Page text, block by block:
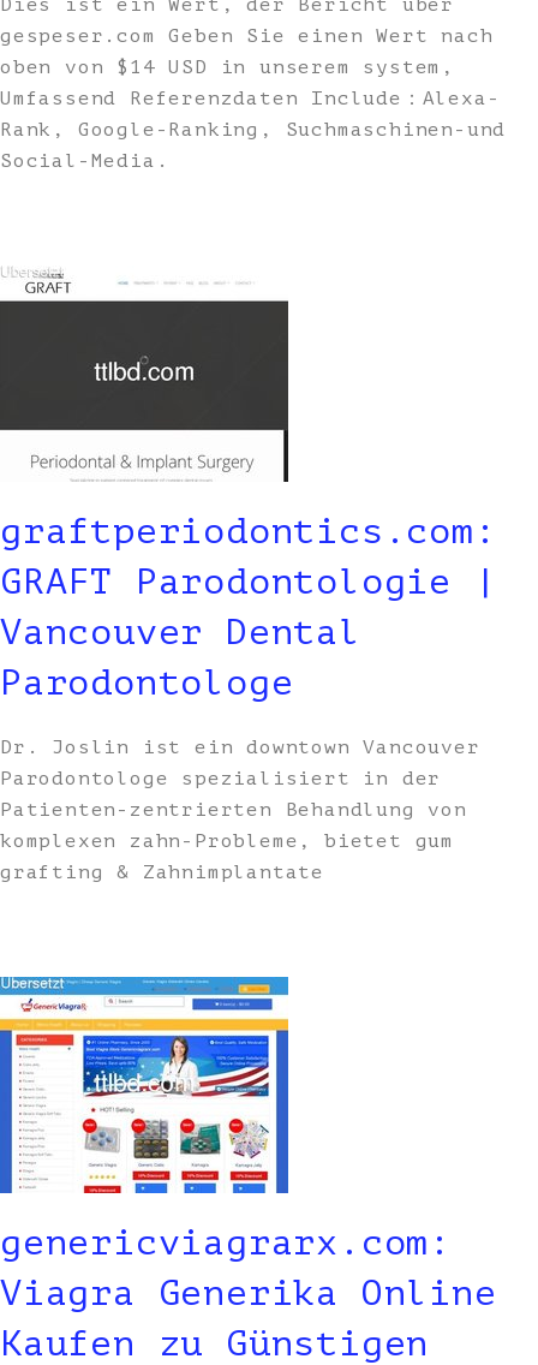
Dies ist ein Wert, der Bericht über
gespeser.com Geben Sie einen Wert nach
oben von $14 USD in unserem system,
Umfassend Referenzdaten Include：Alexa-
Rank, Google-Ranking, Suchmaschinen-und
Social-Media.
graftperiodontics.com:
GRAFT Parodontologie |
Vancouver Dental
Parodontologe
Dr. Joslin ist ein downtown Vancouver
Parodontologe spezialisiert in der
Patienten-zentrierten Behandlung von
komplexen zahn-Probleme, bietet gum
grafting & Zahnimplantate
genericviagrarx.com:
Viagra Generika Online
Kaufen zu Günstigen